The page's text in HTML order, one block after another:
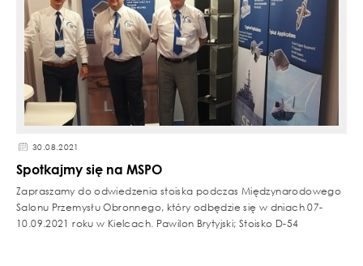
30.08.2021
Spotkajmy się na MSPO
Zapraszamy do odwiedzenia stoiska podczas Międzynarodowego
Salonu Przemysłu Obronnego, który odbędzie się w dniach 07-
10.09.2021 roku w Kielcach. Pawilon Brytyjski; Stoisko D-54